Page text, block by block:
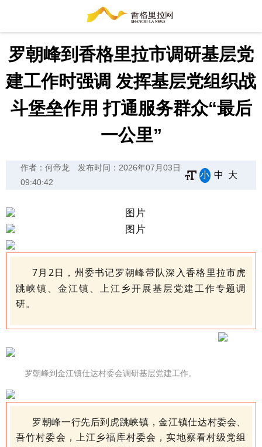
罗朝峰到香格里拉市调研基层党
建工作时强调 发挥基层党组织战
斗堡垒作用 打通服务群众“最后
一公里”
作者：何帝龙
发布时间：2026年07月03日
09:40:42
小 中 大
7月 2日，州委书记罗朝峰带队深入香格里拉市虎
跳峡镇、金江镇、上江乡开展基层党建工作专题调
研。
罗朝峰到金江镇仕达村委会调研基层党建工作。
罗朝峰一行先后到虎跳峡镇，金江镇仕达村委会、
吾竹村委会，上江乡福库村委会，实地察看村级党组